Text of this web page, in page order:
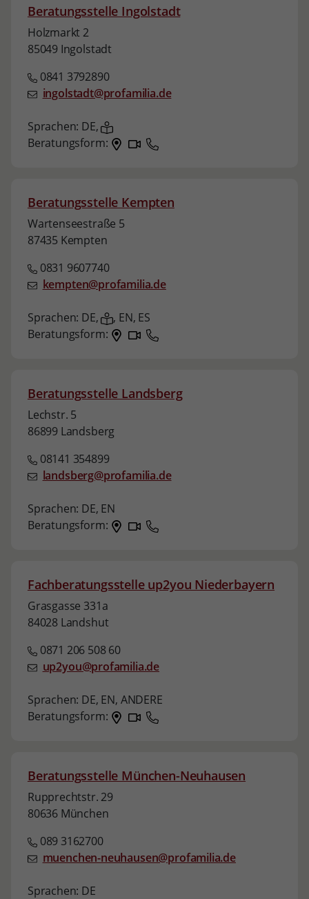
Beratungsstelle Ingolstadt
Holzmarkt 2
85049 Ingolstadt
0841 3792890
ingolstadt@profamilia.de
Sprachen: DE,
Beratungsform:
Beratungsstelle Kempten
Wartenseestraße 5
87435 Kempten
0831 9607740
kempten@profamilia.de
Sprachen: DE, , EN, ES
Beratungsform:
Beratungsstelle Landsberg
Lechstr. 5
86899 Landsberg
08141 354899
landsberg@profamilia.de
Sprachen: DE, EN
Beratungsform:
Fachberatungsstelle up2you Niederbayern
Grasgasse 331a
84028 Landshut
0871 206 508 60
up2you@profamilia.de
Sprachen: DE, EN, ANDERE
Beratungsform:
Beratungsstelle München-Neuhausen
Rupprechtstr. 29
80636 München
089 3162700
muenchen-neuhausen@profamilia.de
Sprachen: DE